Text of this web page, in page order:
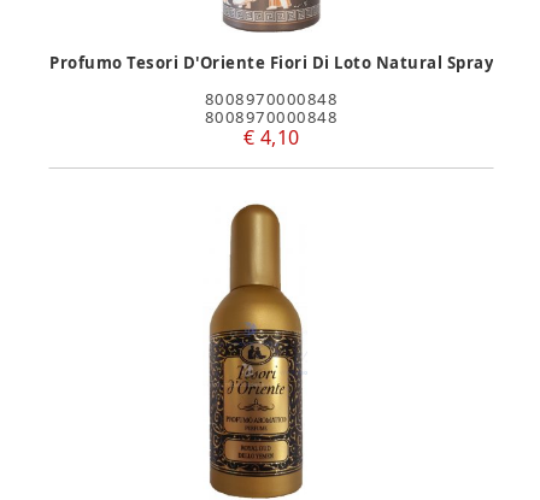
Profumo Tesori D'Oriente Fiori Di Loto Natural Spray
8008970000848
8008970000848
€ 4,10